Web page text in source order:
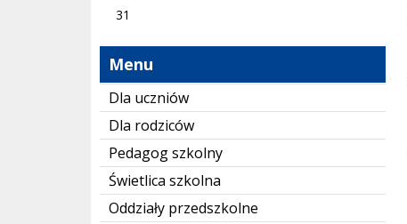
31
Menu
Dla uczniów
Dla rodziców
Pedagog szkolny
Świetlica szkolna
Oddziały przedszkolne